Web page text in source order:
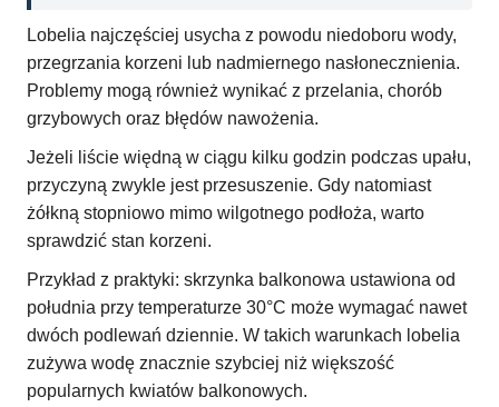
Lobelia najczęściej usycha z powodu niedoboru wody,
przegrzania korzeni lub nadmiernego nasłonecznienia.
Problemy mogą również wynikać z przelania, chorób
grzybowych oraz błędów nawożenia.
Jeżeli liście więdną w ciągu kilku godzin podczas upału,
przyczyną zwykle jest przesuszenie. Gdy natomiast
żółkną stopniowo mimo wilgotnego podłoża, warto
sprawdzić stan korzeni.
Przykład z praktyki: skrzynka balkonowa ustawiona od
południa przy temperaturze 30°C może wymagać nawet
dwóch podlewań dziennie. W takich warunkach lobelia
zużywa wodę znacznie szybciej niż większość
popularnych kwiatów balkonowych.